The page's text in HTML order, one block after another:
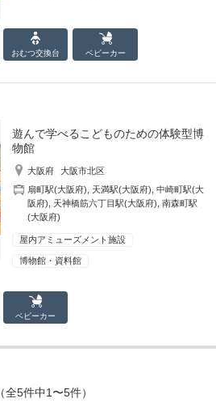
おむつ交換台 ベビーカー
遊んで学べるこどものための体験型博
物館
大阪府
大阪市北区
扇町駅(大阪府)
天満駅(大阪府) ,中崎町駅(大
阪府)
天神橋筋六丁目駅(大阪府) ,南森町駅
(大阪府)
屋内アミューズメント施設
博物館・資料館
ベビーカー
（全5件中1〜5件）